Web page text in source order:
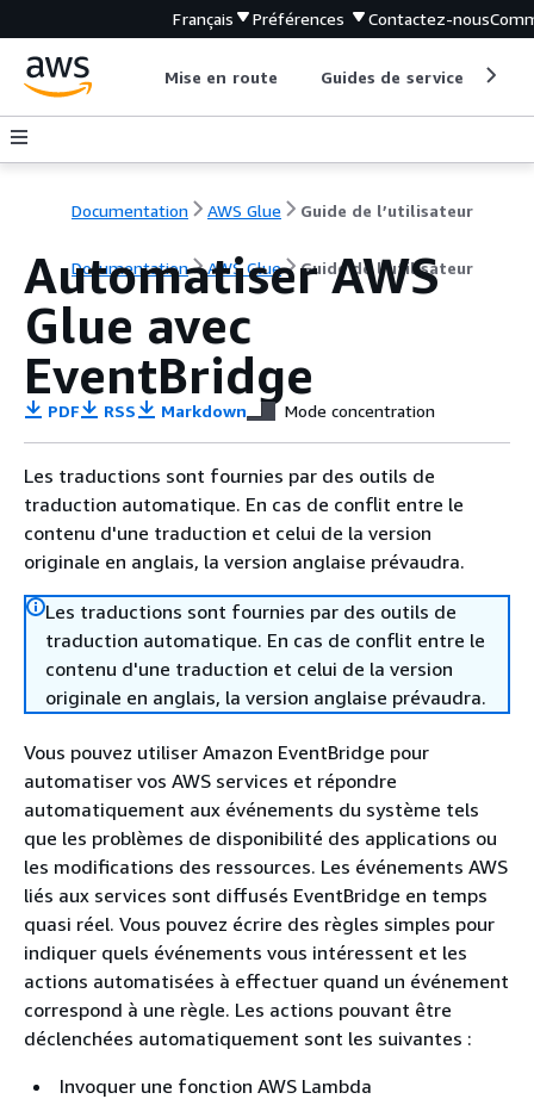
Français Préférences Contactez-nous
Mise en route Guides de service
Documentation AWS Glue Guide de l’utilisateur
Documentation AWS Glue Guide de l’utilisateur
Automatiser AWS
Glue avec
EventBridge
PDF RSS Markdown Mode concentration
Les traductions sont fournies par des outils de
traduction automatique. En cas de conflit entre le
contenu d'une traduction et celui de la version
originale en anglais, la version anglaise prévaudra.
Les traductions sont fournies par des outils de
traduction automatique. En cas de conflit entre le
contenu d'une traduction et celui de la version
originale en anglais, la version anglaise prévaudra.
Vous pouvez utiliser Amazon EventBridge pour
automatiser vos AWS services et répondre
automatiquement aux événements du système tels
que les problèmes de disponibilité des applications ou
les modifications des ressources. Les événements AWS
liés aux services sont diffusés EventBridge en temps
quasi réel. Vous pouvez écrire des règles simples pour
indiquer quels événements vous intéressent et les
actions automatisées à effectuer quand un événement
correspond à une règle. Les actions pouvant être
déclenchées automatiquement sont les suivantes :
Invoquer une fonction AWS Lambda